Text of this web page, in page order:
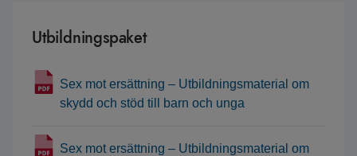
Utbildningspaket
Sex mot ersättning – Utbildningsmaterial om
skydd och stöd till barn och unga
Sex mot ersättning – Utbildningsmaterial om